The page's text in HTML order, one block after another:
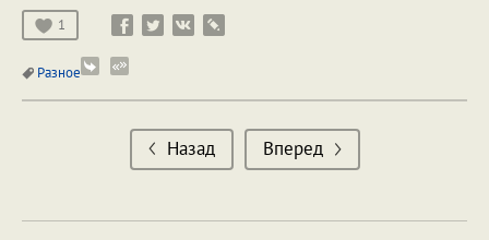
1
Разное
Назад Вперед